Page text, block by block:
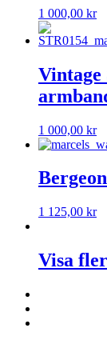
1 000,00 kr
Vintage
1 000,00 kr
1 125,00 kr
Visa